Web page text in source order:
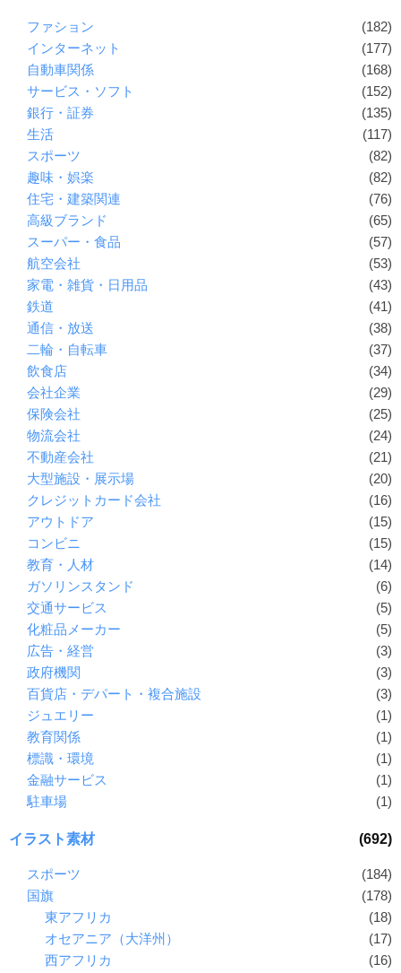
ファション
(182)
インターネット
(177)
自動車関係
(168)
サービス・ソフト
(152)
銀行・証券
(135)
生活
(117)
スポーツ
(82)
趣味・娯楽
(82)
住宅・建築関連
(76)
高級ブランド
(65)
スーパー・食品
(57)
航空会社
(53)
家電・雑貨・日用品
(43)
鉄道
(41)
通信・放送
(38)
二輪・自転車
(37)
飲食店
(34)
会社企業
(29)
保険会社
(25)
物流会社
(24)
不動産会社
(21)
大型施設・展示場
(20)
クレジットカード会社
(16)
アウトドア
(15)
コンビニ
(15)
教育・人材
(14)
ガソリンスタンド
(6)
交通サービス
(5)
化粧品メーカー
(5)
広告・経営
(3)
政府機関
(3)
百貨店・デパート・複合施設
(3)
ジュエリー
(1)
教育関係
(1)
標識・環境
(1)
金融サービス
(1)
駐車場
(1)
イラスト素材 (692)
スポーツ
(184)
国旗
(178)
東アフリカ
(18)
オセアニア（大洋州）
(17)
西アフリカ
(16)